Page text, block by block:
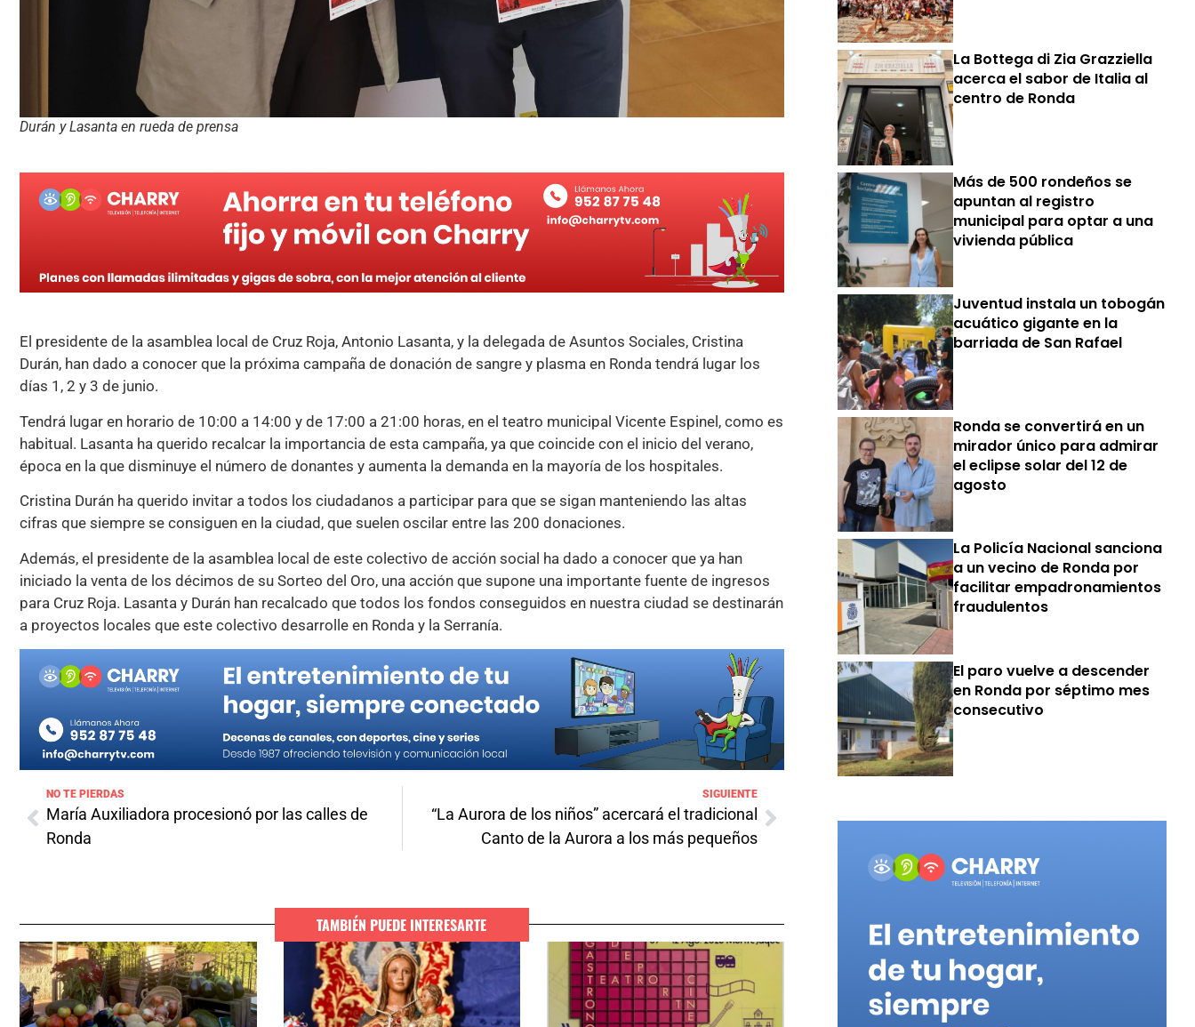
Durán y Lasanta en rueda de prensa
El presidente de la asamblea local de Cruz Roja, Antonio Lasanta, y la delegada de Asuntos Sociales, Cristina
Durán, han dado a conocer que la próxima campaña de donación de sangre y plasma en Ronda tendrá lugar los
días 1, 2 y 3 de junio.
Tendrá lugar en horario de 10:00 a 14:00 y de 17:00 a 21:00 horas, en el teatro municipal Vicente Espinel, como es
habitual. Lasanta ha querido recalcar la importancia de esta campaña, ya que coincide con el inicio del verano,
época en la que disminuye el número de donantes y aumenta la demanda en la mayoría de los hospitales.
Cristina Durán ha querido invitar a todos los ciudadanos a participar para que se sigan manteniendo las altas
cifras que siempre se consiguen en la ciudad, que suelen oscilar entre las 200 donaciones.
Además, el presidente de la asamblea local de este colectivo de acción social ha dado a conocer que ya han
iniciado la venta de los décimos de su Sorteo del Oro, una acción que supone una importante fuente de ingresos
para Cruz Roja. Lasanta y Durán han recalcado que todos los fondos conseguidos en nuestra ciudad se destinarán
a proyectos locales que este colectivo desarrolle en Ronda y la Serranía.
NO TE PIERDAS
María Auxiliadora procesionó por las calles de
Ronda
SIGUIENTE
“La Aurora de los niños” acercará el tradicional
Canto de la Aurora a los más pequeños
TAMBIÉN PUEDE INTERESARTE
La Bottega di Zia Grazziella
acerca el sabor de Italia al
centro de Ronda
Más de 500 rondeños se
apuntan al registro
municipal para optar a una
vivienda pública
Juventud instala un tobogán
acuático gigante en la
barriada de San Rafael
Ronda se convertirá en un
mirador único para admirar
el eclipse solar del 12 de
agosto
La Policía Nacional sanciona
a un vecino de Ronda por
facilitar empadronamientos
fraudulentos
El paro vuelve a descender
en Ronda por séptimo mes
consecutivo